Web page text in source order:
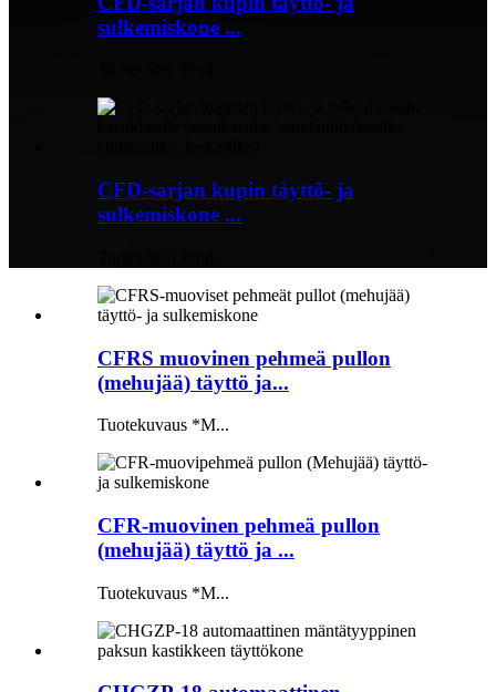
sulkemiskone ...
CFD-sarjan kupin täyttö- ja
sulkemiskone ...
CFRS muovinen pehmeä pullon
(mehujää) täyttö ja...
Tuotekuvaus *M...
CFR-muovinen pehmeä pullon
(mehujää) täyttö ja ...
Tuotekuvaus *M...